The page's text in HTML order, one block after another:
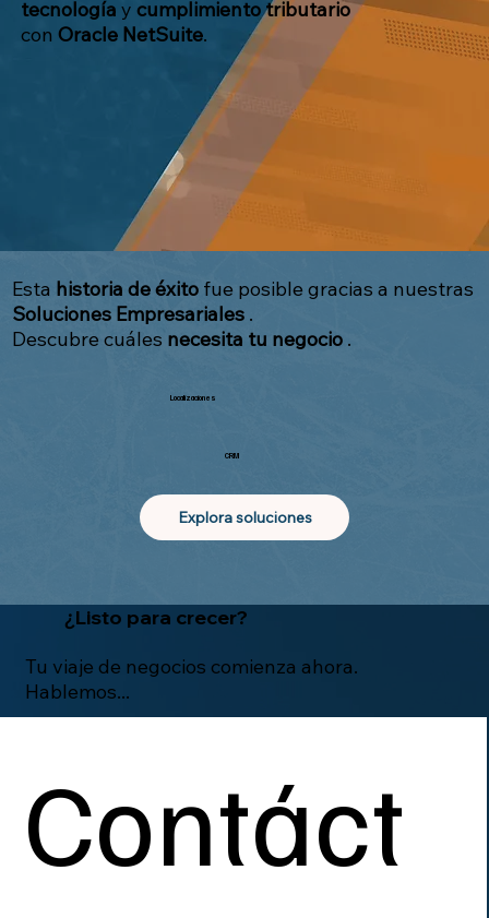
tecnología y cumplimiento tributario
con Oracle NetSuite.
Esta historia de éxitofue posible gracias a nuestras
Soluciones Empresariales.
Descubre cuáles necesita tu negocio.
Localizaciones
CRM
Explora soluciones
¿Listo para crecer?
Tu viaje de negocios comienza ahora.
Hablemos...
Contáct